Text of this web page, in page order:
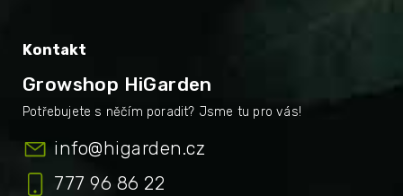
Kontakt
Growshop HiGarden
info@higarden.cz
777 96 86 22